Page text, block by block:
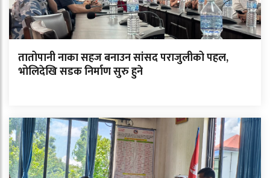
तातोपानी नाका सहज बनाउन सांसद पराजुलीको पहल,
भोलिदेखि सडक निर्माण सुरु हुने